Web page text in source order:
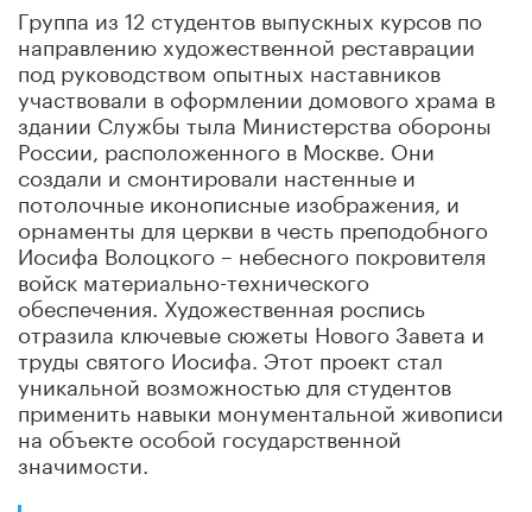
Группа из 12 студентов выпускных курсов по
направлению художественной реставрации
под руководством опытных наставников
участвовали в оформлении домового храма в
здании Службы тыла Министерства обороны
России, расположенного в Москве. Они
создали и смонтировали настенные и
потолочные иконописные изображения, и
орнаменты для церкви в честь преподобного
Иосифа Волоцкого – небесного покровителя
войск материально-технического
обеспечения. Художественная роспись
отразила ключевые сюжеты Нового Завета и
труды святого Иосифа. Этот проект стал
уникальной возможностью для студентов
применить навыки монументальной живописи
на объекте особой государственной
значимости.